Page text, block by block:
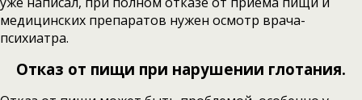
медицинских препаратов нужен осмотр врача-
психиатра.
Отказ от пищи при нарушении глотания.